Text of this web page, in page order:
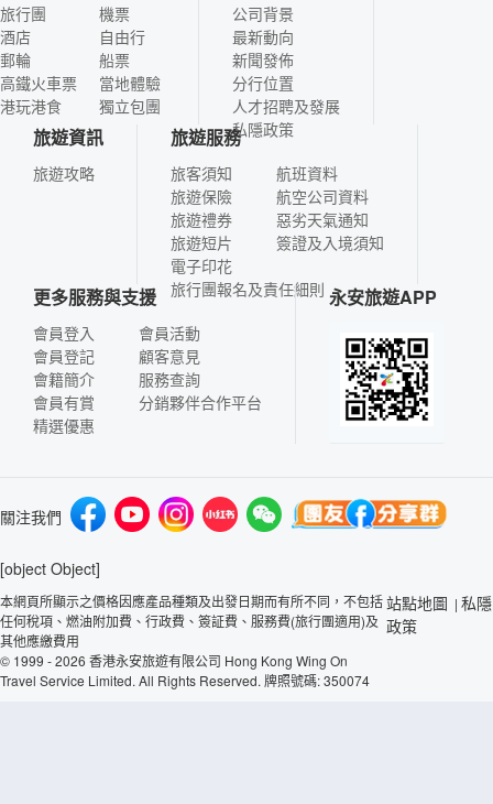
旅行團
酒店
郵輪
高鐵火車票
港玩港食
機票
自由行
船票
當地體驗
獨立包團
公司背景
最新動向
新聞發佈
分行位置
人才招聘及發展
私隱政策
旅遊資訊
旅遊攻略
旅遊服務
旅客須知
旅遊保險
旅遊禮券
旅遊短片
電子印花
航班資料
航空公司資料
惡劣天氣通知
簽證及入境須知
旅行團報名及責任細則
更多服務與支援
會員登入
會員登記
會籍簡介
會員有賞
精選優惠
會員活動
顧客意見
服務查詢
分銷夥伴合作平台
永安旅遊APP
關注我們
[object Object]
本網頁所顯示之價格因應產品種類及出發日期而有所不同，不包括
任何稅項、燃油附加費、行政費、簽証費、服務費(旅行團適用)及
其他應繳費用
© 1999 - 2026 香港永安旅遊有限公司 Hong Kong Wing On
Travel Service Limited. All Rights Reserved. 牌照號碼: 350074
站點地圖 | 私隱
政策